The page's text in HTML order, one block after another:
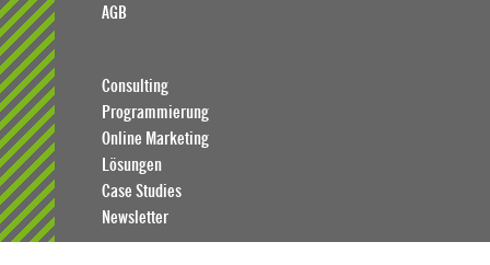
AGB
Consulting
Programmierung
Online Marketing
Lösungen
Case Studies
Newsletter